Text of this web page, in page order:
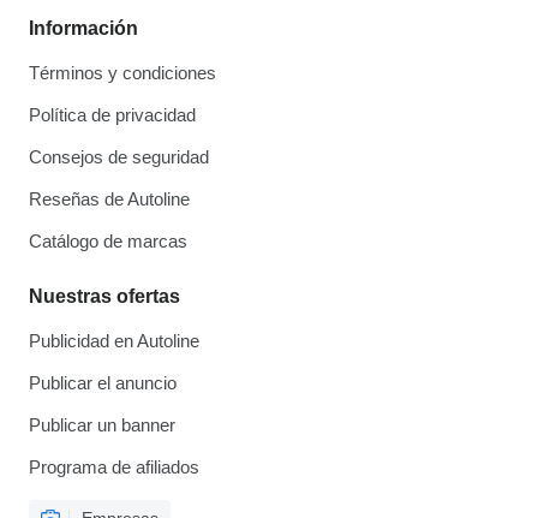
Información
Términos y condiciones
Política de privacidad
Consejos de seguridad
Reseñas de Autoline
Catálogo de marcas
Nuestras ofertas
Publicidad en Autoline
Publicar el anuncio
Publicar un banner
Programa de afiliados